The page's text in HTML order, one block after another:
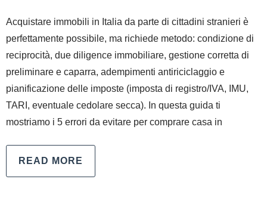
Acquistare immobili in Italia da parte di cittadini stranieri è
perfettamente possibile, ma richiede metodo: condizione di
reciprocità, due diligence immobiliare, gestione corretta di
preliminare e caparra, adempimenti antiriciclaggio e
pianificazione delle imposte (imposta di registro/IVA, IMU,
TARI, eventuale cedolare secca). In questa guida ti
mostriamo i 5 errori da evitare per comprare casa in
READ MORE